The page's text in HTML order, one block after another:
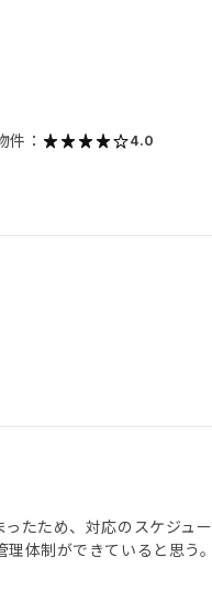
件： 4.0
たため、対応のスケジュ
体制ができていると思う。